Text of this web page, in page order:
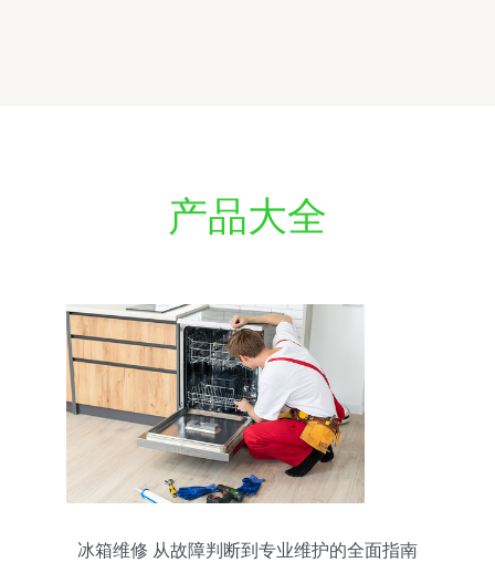
产品大全
冰箱维修 从故障判断到专业维护的全面指南